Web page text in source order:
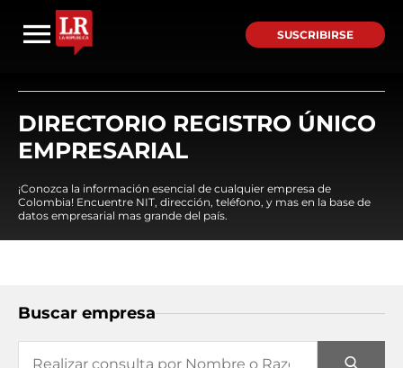
SUSCRIBIRSE
DIRECTORIO REGISTRO ÚNICO
EMPRESARIAL
¡Conozca la información esencial de cualquier empresa de
Colombia! Encuentre NIT, dirección, teléfono, y mas en la base de
datos empresarial mas grande del país.
Buscar empresa